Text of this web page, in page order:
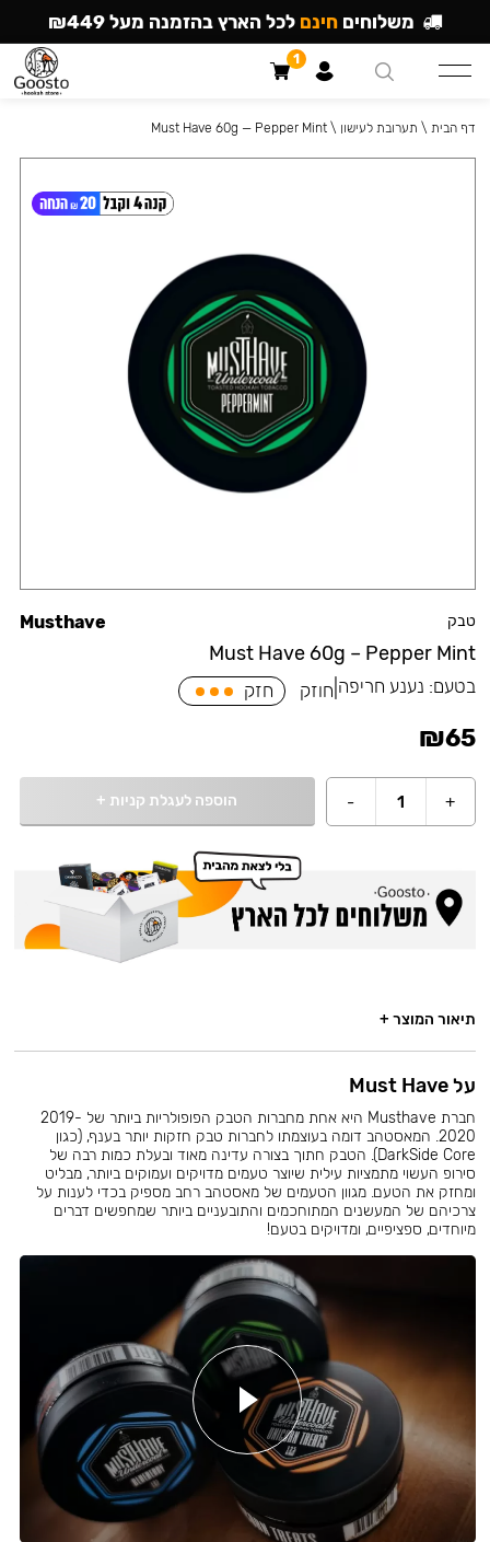
טבק
Must Have 60g – Pepper Mint
Musthave
בטעם: נענע חריפה חוזק חזק
₪65
+
1
- הוספה לעגלת קניות +
דף הבית \ תערובת לעישון \
Must Have 60g — Pepper Mint
תיאור המוצר +
על Must Have
חברת Musthave היא אחת מחברות הטבק הפופולריות ביותר של 2019-
2020. המאסטהב דומה בעוצמתו לחברות טבק חזקות יותר בענף, (כגון
DarkSide Core). הטבק חתוך בצורה עדינה מאוד ובעלת כמות רבה של
סירופ העשוי מתמציות עילית שיוצר טעמים מדויקים ועמוקים ביותר, מבליט
ומחזק את הטעם. מגוון הטעמים של מאסטהב רחב מספיק בכדי לענות על
צרכיהם של המעשנים המתוחכמים והתובעניים ביותר שמחפשים דברים
מיוחדים, ספציפיים, ומדויקים בטעם!
משלוחים חינם לכל הארץ בהזמנה מעל ₪449
1